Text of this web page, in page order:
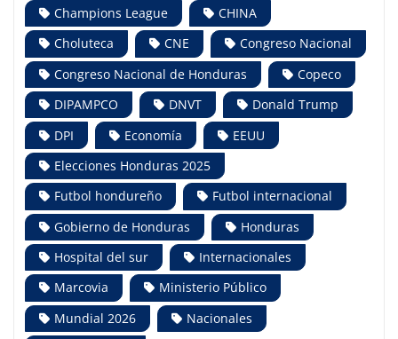
Champions League
CHINA
Choluteca
CNE
Congreso Nacional
Congreso Nacional de Honduras
Copeco
DIPAMPCO
DNVT
Donald Trump
DPI
Economía
EEUU
Elecciones Honduras 2025
Futbol hondureño
Futbol internacional
Gobierno de Honduras
Honduras
Hospital del sur
Internacionales
Marcovia
Ministerio Público
Mundial 2026
Nacionales